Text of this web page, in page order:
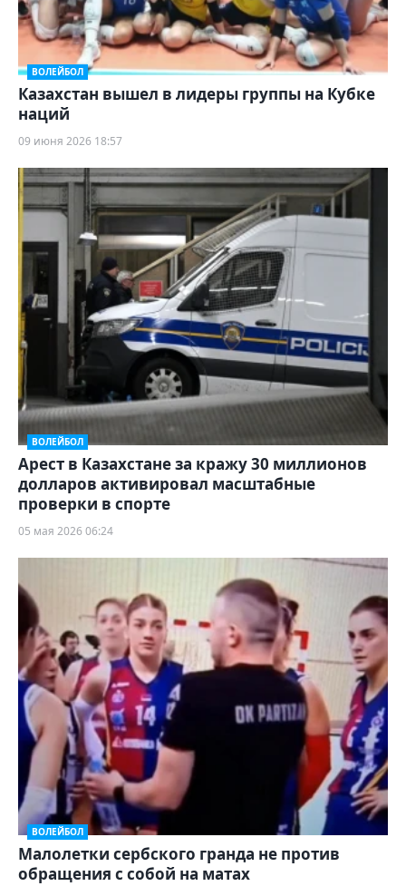
ВОЛЕЙБОЛ
Казахстан вышел в лидеры группы на Кубке
наций
09 июня 2026 18:57
ВОЛЕЙБОЛ
Арест в Казахстане за кражу 30 миллионов
долларов активировал масштабные
проверки в спорте
05 мая 2026 06:24
ВОЛЕЙБОЛ
Малолетки сербского гранда не против
обращения с собой на матах